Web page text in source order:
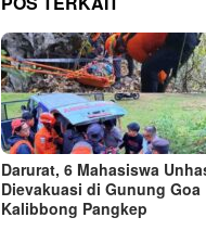
Darurat, 6 Mahasiswa
Dievakuasi di Gunung Goa
Kalibbong Pangkep